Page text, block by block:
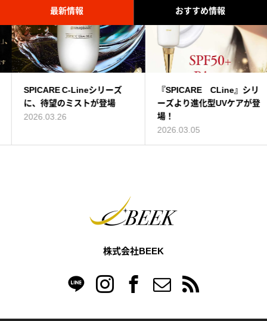
最新情報 おすすめ情報
SPICARE C-Lineシリーズ
に、待望のミストが登場
2026.03.26
『SPICARE CLine』シリ
ーズより進化型UVケアが登
場！
2026.03.05
GLORIE（グロリエ）クリー
ンバブルパック入荷しまし
た！
大人気のブロウマッピングシ
リーズの新商品、予約販売開
2022.02.15
株式会社BEEK